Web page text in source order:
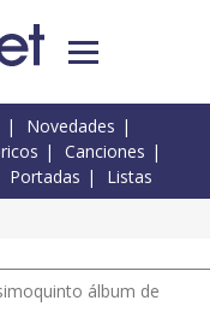
Novedades
Canciones
Portadas Listas
álbum de